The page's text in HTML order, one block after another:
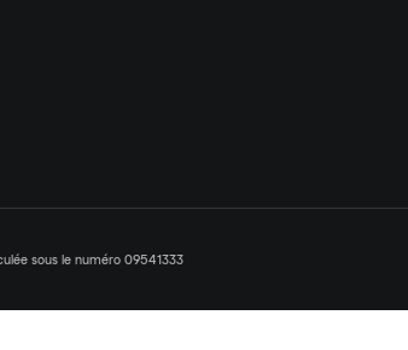
sous le numéro 09541333